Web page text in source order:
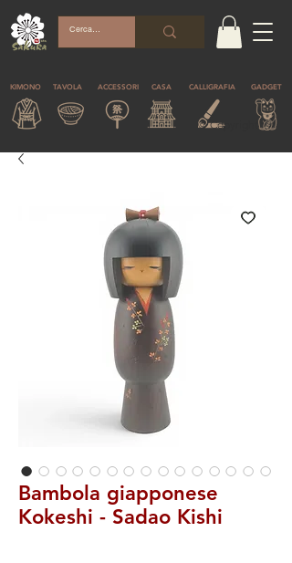
KIMONO TAVOLA ACCESSORI CASA CALLIGRAFIA GADGET
© Copyright
Bambola giapponese
Kokeshi - Sadao Kishi